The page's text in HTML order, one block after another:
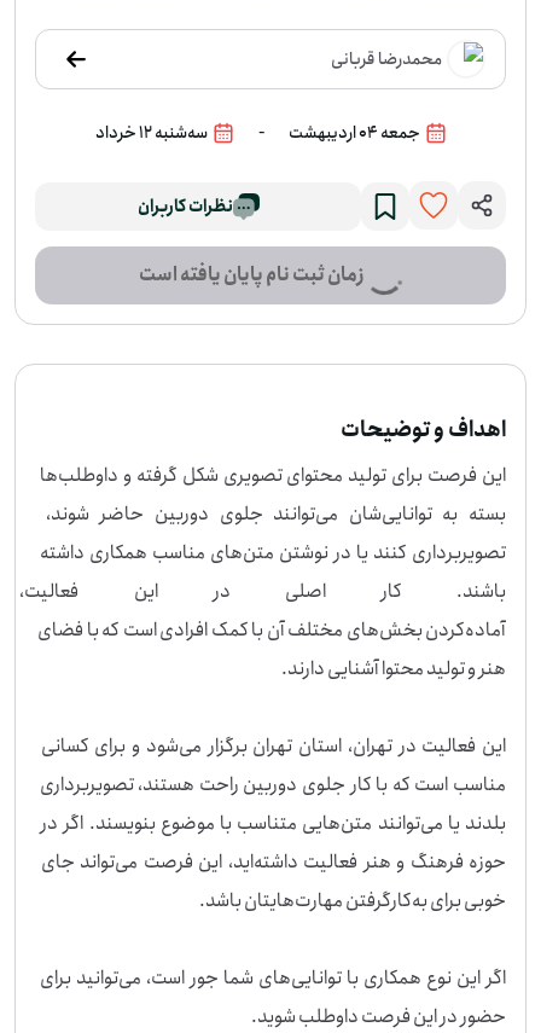
بنویسند. اگر در حوزه فرهنگ و هنر فعالیت داشته‌اید، این فرصت می‌تواند جای خوبی ب
رای به‌کارگرفتن مهارت‌هایتان باشد. اگر این نوع همکاری با توانایی‌های شما جور است، م
ی‌توانید برای حضور در این فرصت داوطلب شوید.
محمدرضا قربانی
جمعه 04 اردیبهشت - سه‌شنبه 12 خرداد
نظرات کاربران
زمان ثبت نام پایان یافته است
اهداف و توضیحات
این فرصت برای تولید محتوای تصویری شکل گرفته و داوطلب‌ها
بسته به توانایی‌شان می‌توانند جلوی دوربین حاضر شوند،
تصویربرداری کنند یا در نوشتن متن‌های مناسب همکاری داشته
باشند. کار اصلی در این
آماده‌کردن بخش‌های مختلف آن با کمک افرادی است که با فضای
این فعالیت در تهران، استان تهران برگزار می‌شود و برای کسانی
مناسب است که با کار جلوی دوربین راحت هستند، تصویربرداری
بلدند یا می‌توانند متن‌هایی متناسب با موضوع بنویسند. اگر در
حوزه فرهنگ و هنر فعالیت داشته‌اید، این فرصت می‌تواند جای
اگر این نوع همکاری با توانایی‌های شما جور است، می‌توانید برای
حضور در این فرصت داوطلب شوید.